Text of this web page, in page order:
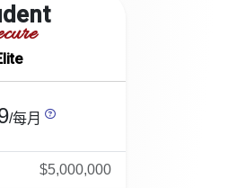
/每月
$5,000,000